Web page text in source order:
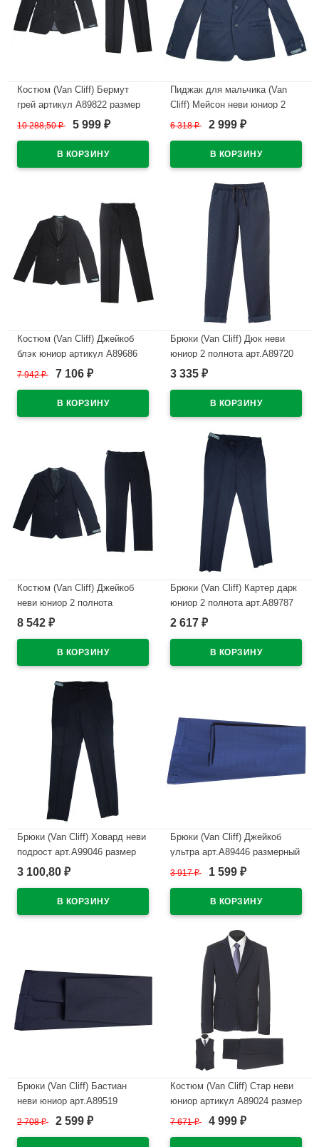
Костюм (Van Cliff) Бермут
грей артикул А89822 размер
46/176-48/182 цвет серый
10 288,50₽ 5 999 ₽
Пиджак для мальчика (Van
Cliff) Мейсон неви юниор 2
полнота арт.А89719 размер
6 318₽ 2 999 ₽
Костюм (Van Cliff) Джейкоб
блэк юниор артикул А89686
размер 30/128-44/176 цвет
7 942₽ 7 106 ₽
Брюки (Van Cliff) Дюк неви
юниор 2 полнота арт.A89720
размер 34/140-44/170 цвет
3 335 ₽
Костюм (Van Cliff) Джейкоб
неви юниор 2 полнота
артикул А89692 размер
8 542 ₽
Брюки (Van Cliff) Картер дарк
юниор 2 полнота арт.A89787
размер 30/128-44/176 цвет
2 617 ₽
Брюки (Van Cliff) Ховард неви
подрост арт.А99046 размер
44/176-48/182 цвет синий
3 100,80 ₽
Брюки (Van Cliff) Джейкоб
ультра арт.А89446 размерный
ряд 46/176-48/182 цвет синий
3 917₽ 1 599 ₽
Брюки (Van Cliff) Бастиан
неви юниор арт.А89519
размерный ряд 30/128-44/170
2 708₽ 2 599 ₽
Костюм (Van Cliff) Стар неви
юниор артикул А89024 размер
30/128-44/170 цвет синий
7 671₽ 4 999 ₽